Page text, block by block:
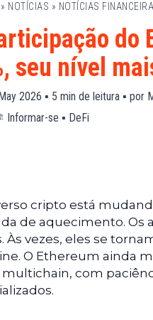
» NOTÍCIAS » NOTÍCIAS
do
seu nível
2026 ▪ 5 min de leitura ▪ por
Informar-se ▪ DeFi
cripto está
de aquecimento.
Às vezes, eles se
O Ethereum ainda
com